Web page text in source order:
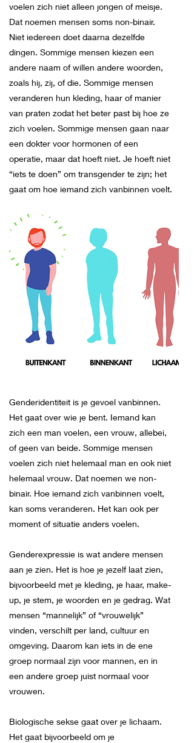
voelen zich niet alleen jongen of meisje.
Dat noemen mensen soms non-binair.
Niet iedereen doet daarna dezelfde
dingen. Sommige mensen kiezen een
andere naam of willen andere woorden,
zoals hij, zij, of die. Sommige mensen
veranderen hun kleding, haar of manier
van praten zodat het beter past bij hoe ze
zich voelen. Sommige mensen gaan naar
een dokter voor hormonen of een
operatie, maar dat hoeft niet. Je hoeft niet
“iets te doen” om transgender te zijn; het
gaat om hoe iemand zich vanbinnen voelt.
Genderidentiteit is je gevoel vanbinnen.
Het gaat over wie je bent. Iemand kan
zich een man voelen, een vrouw, allebei,
of geen van beide. Sommige mensen
voelen zich niet helemaal man en ook niet
helemaal vrouw. Dat noemen we non-
binair. Hoe iemand zich vanbinnen voelt,
kan soms veranderen. Het kan ook per
moment of situatie anders voelen.
Genderexpressie is wat andere mensen
aan je zien. Het is hoe je jezelf laat zien,
bijvoorbeeld met je kleding, je haar, make-
up, je stem, je woorden en je gedrag. Wat
mensen “mannelijk” of “vrouwelijk”
vinden, verschilt per land, cultuur en
omgeving. Daarom kan iets in de ene
groep normaal zijn voor mannen, en in
een andere groep juist normaal voor
vrouwen.
Biologische sekse gaat over je lichaam.
Het gaat bijvoorbeeld om je